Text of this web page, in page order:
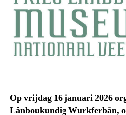
Op vrijdag 16 januari 2026
Lânboukundig Wurkferbân,